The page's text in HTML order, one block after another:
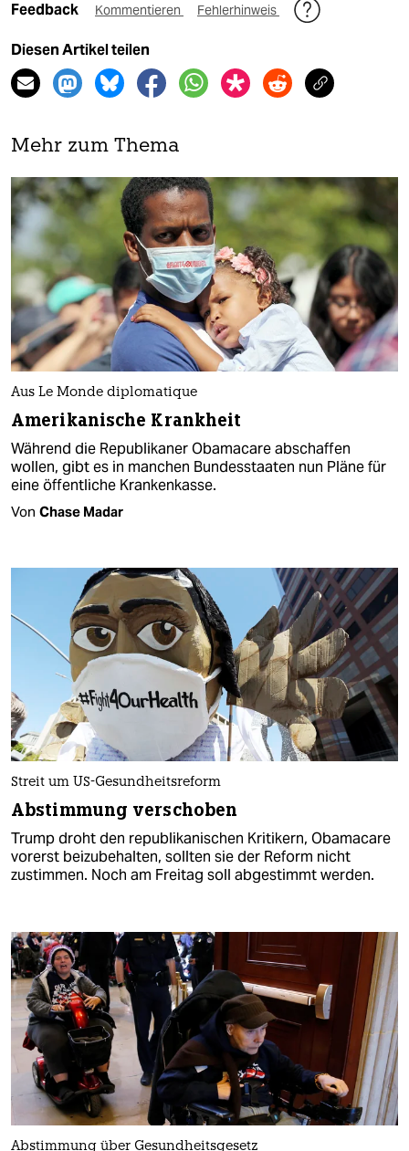
Feedback Kommentieren Fehlerhinweis
Diesen Artikel teilen
Mehr zum Thema
Aus Le Monde diplomatique
Amerikanische Krankheit
Während die Republikaner Obamacare abschaffen
wollen, gibt es in manchen Bundesstaaten nun Pläne für
eine öffentliche Krankenkasse.
Von Chase Madar
Streit um US-Gesundheitsreform
Abstimmung verschoben
Trump droht den republikanischen Kritikern, Obamacare
vorerst beizubehalten, sollten sie der Reform nicht
zustimmen. Noch am Freitag soll abgestimmt werden.
Abstimmung über Gesundheitsgesetz